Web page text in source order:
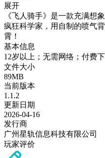
展开
《飞人骑手》是一款充满想
疯狂科学家，用自制的喷气
霄！
基本信息
12岁以上；无需网络；付费
文件大小
89MB
当前版本
1.1.2
更新日期
2026-04-16
发行商
广州星轨信息科技有限公司
玩家评价